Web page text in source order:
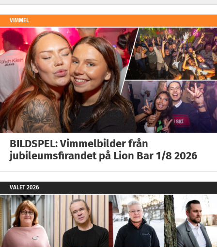
VIMMEL
BILDSPEL: Vimmelbilder från
jubileumsfirandet på Lion Bar 1/8 2026
VALET 2026